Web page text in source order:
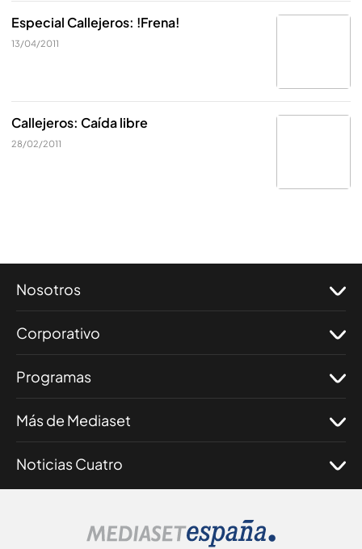
Especial Callejeros: !Frena!
13/04/2011
Callejeros: Caída libre
28/02/2011
Nosotros
Corporativo
Programas
Más de Mediaset
Noticias Cuatro